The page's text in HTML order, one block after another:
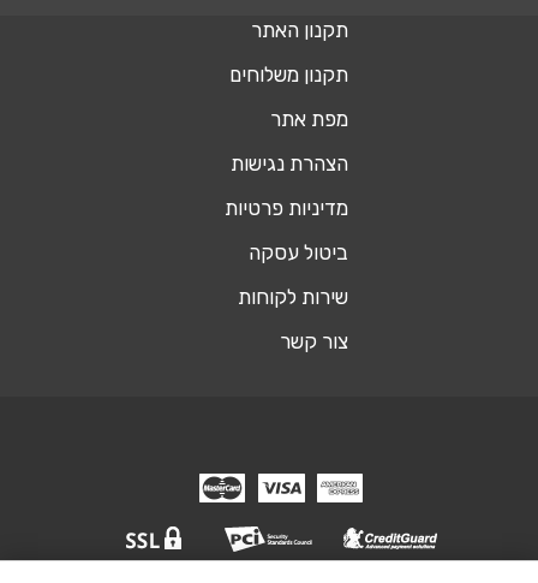
תקנון האתר
תקנון משלוחים
מפת אתר
הצהרת נגישות
מדיניות פרטיות
ביטול עסקה
שירות לקוחות
צור קשר